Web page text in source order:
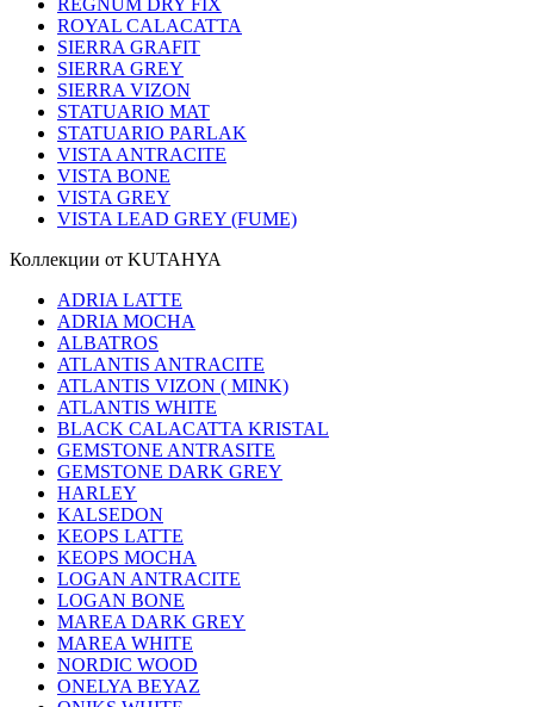
REGNUM DRY FIX
ROYAL CALACATTA
SIERRA GRAFIT
SIERRA GREY
SIERRA VIZON
STATUARIO MAT
STATUARIO PARLAK
VISTA ANTRACITE
VISTA BONE
VISTA GREY
VISTA LEAD GREY (FUME)
Коллекции от KUTAHYA
ADRIA LATTE
ADRIA MOCHA
ALBATROS
ATLANTIS ANTRACITE
ATLANTIS VIZON ( MINK)
ATLANTIS WHITE
BLACK CALACATTA KRISTAL
GEMSTONE ANTRASITE
GEMSTONE DARK GREY
HARLEY
KALSEDON
KEOPS LATTE
KEOPS MOCHA
LOGAN ANTRACITE
LOGAN BONE
MAREA DARK GREY
MAREA WHITE
NORDIC WOOD
ONELYA BEYAZ